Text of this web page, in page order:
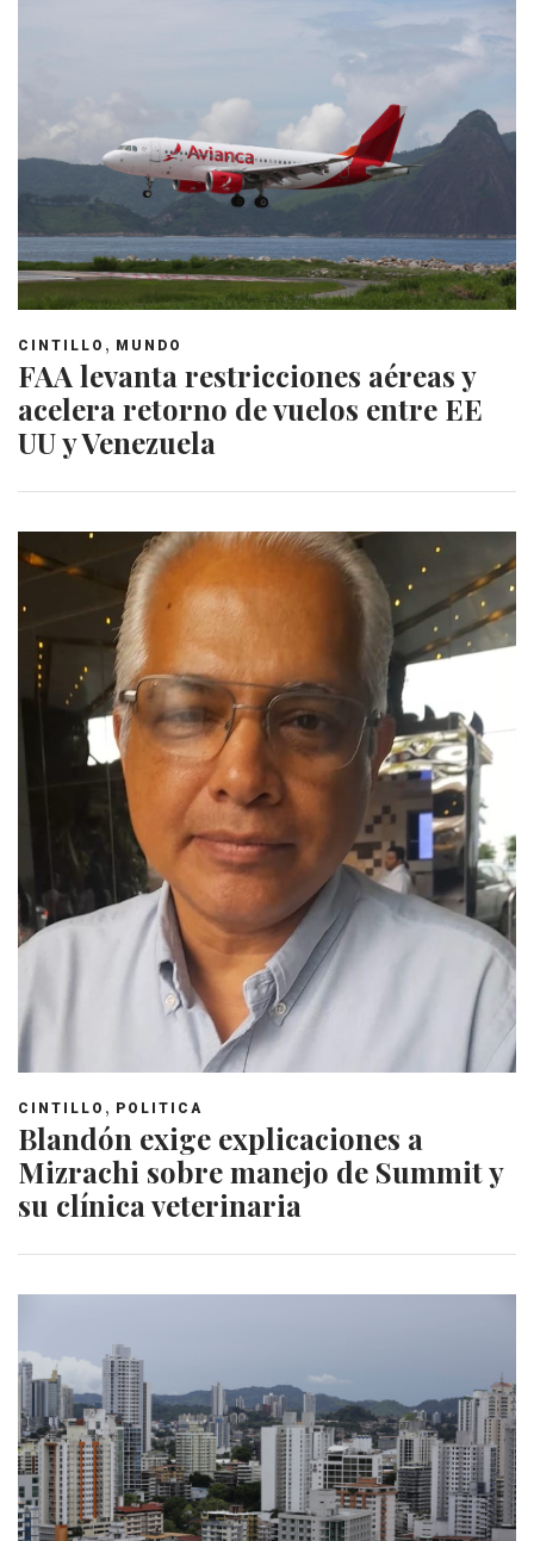
CINTILLO , MUNDO
FAA levanta restricciones aéreas y
acelera retorno de vuelos entre EE
UU y Venezuela
CINTILLO , POLITICA
Blandón exige explicaciones a
Mizrachi sobre manejo de Summit y
su clínica veterinaria